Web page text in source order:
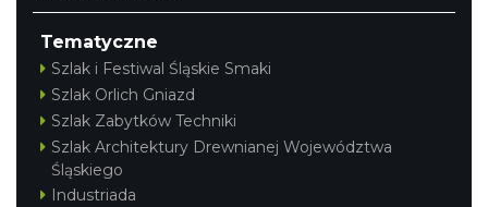
Tematyczne
Szlak i Festiwal Śląskie Smaki
Szlak Orlich Gniazd
Szlak Zabytków Techniki
Szlak Architektury Drewnianej Województwa
Śląskiego
Industriada